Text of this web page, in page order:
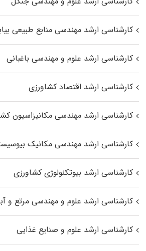
کارشناسی ارشد مهندسی منابع طبیعی
کارشناسی ارشد علوم و مهندسی باغبانی
کارشناسی ارشد اقتصاد کشاورزی
کارشناسی ارشد مهندسی مکانیزاسیون
کارشناسی ارشد مهندسی مکانیک
کارشناسی ارشد بیوتکنولوژی کشاورزی
کارشناسی ارشد علوم و مهندسی مرتع و
کارشناسی ارشد علوم و صنایع غذایی